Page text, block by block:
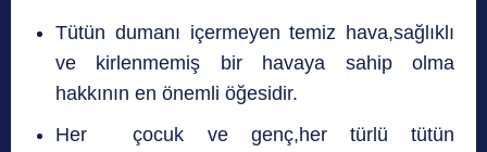
Tütün dumanı içermeyen temiz hava,sağlıklı
ve kirlenmemiş bir havaya sahip olma
hakkının en önemli öğesidir.
Her çocuk ve genç,her türlü tütün